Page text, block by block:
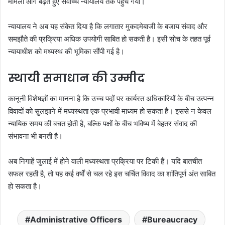
न्यायालय ने अब यह संकेत दिया है कि लगातार मुकदमेबाजी के बजाय संवाद और
समझौते की प्रक्रिया अधिक उपयोगी साबित हो सकती है। इसी सोच के तहत पूर्व
न्यायाधीश को मध्यस्थ की भूमिका सौंपी गई है।
स्थायी समाधान की उम्मीद
कानूनी विशेषज्ञों का मानना है कि उच्च पदों पर कार्यरत अधिकारियों के बीच उत्पन्न
विवादों को सुलझाने में मध्यस्थता एक प्रभावी माध्यम हो सकता है। इससे न केवल
न्यायिक समय की बचत होती है, बल्कि पक्षों के बीच भविष्य में बेहतर संवाद की
संभावना भी बनती है।
अब निगाहें जुलाई में होने वाली मध्यस्थता प्रक्रिया पर टिकी हैं। यदि बातचीत
सफल रहती है, तो यह कई वर्षों से चल रहे इस चर्चित विवाद का शांतिपूर्ण अंत साबित
हो सकता है।
Administrative Officers Bureaucracy